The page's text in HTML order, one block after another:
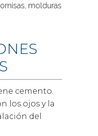
molduras
cemento.
los ojos y la
del